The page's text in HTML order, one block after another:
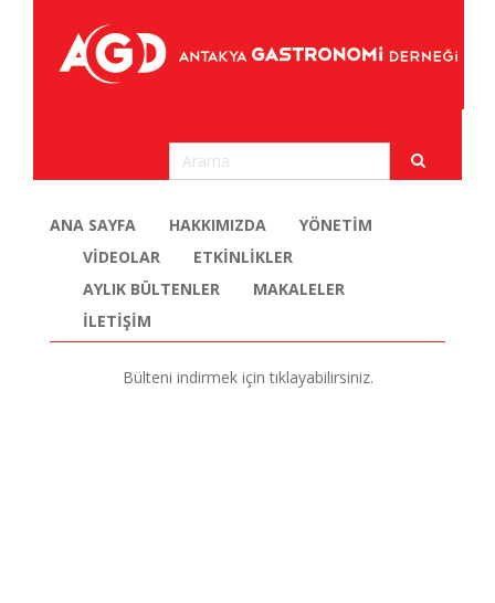
ANA SAYFA HAKKIMIZDA
YÖNETİM
VİDEOLAR
ETKİNLİKLER
AYLIK BÜLTENLER
MAKALELER
İLETİŞİM
Bülteni indirmek için tıklayabilirsiniz.